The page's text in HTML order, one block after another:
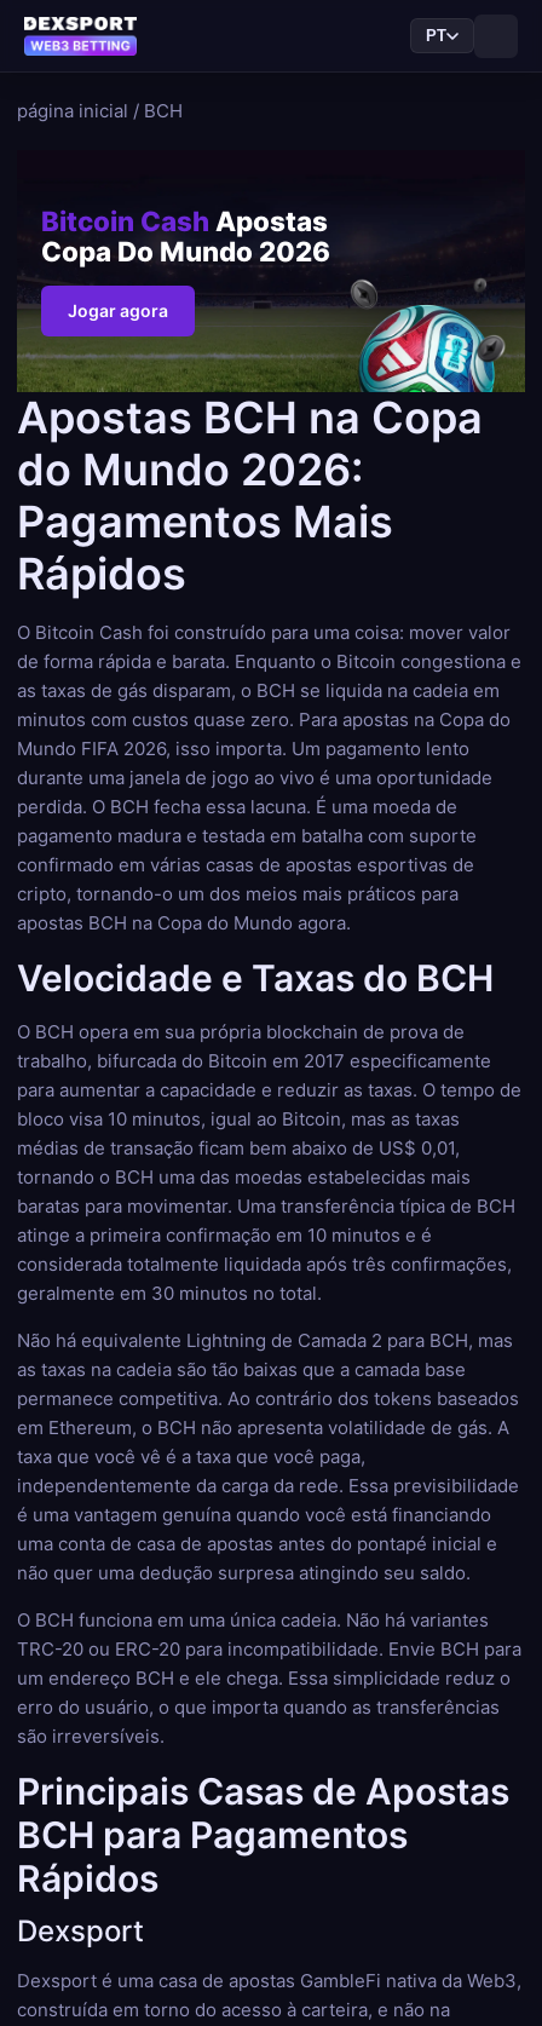
PT
página inicial / BCH
Bitcoin Cash Apostas
Copa Do Mundo 2026
Jogar agora
Apostas BCH na Copa
do Mundo 2026:
Pagamentos Mais
Rápidos
O Bitcoin Cash foi construído para uma coisa: mover valor
de forma rápida e barata. Enquanto o Bitcoin congestiona e
as taxas de gás disparam, o BCH se liquida na cadeia em
minutos com custos quase zero. Para apostas na Copa do
Mundo FIFA 2026, isso importa. Um pagamento lento
durante uma janela de jogo ao vivo é uma oportunidade
perdida. O BCH fecha essa lacuna. É uma moeda de
pagamento madura e testada em batalha com suporte
confirmado em várias casas de apostas esportivas de
cripto, tornando-o um dos meios mais práticos para
apostas BCH na Copa do Mundo agora.
Velocidade e Taxas do BCH
O BCH opera em sua própria blockchain de prova de
trabalho, bifurcada do Bitcoin em 2017 especificamente
para aumentar a capacidade e reduzir as taxas. O tempo de
bloco visa 10 minutos, igual ao Bitcoin, mas as taxas
médias de transação ficam bem abaixo de US$ 0,01,
tornando o BCH uma das moedas estabelecidas mais
baratas para movimentar. Uma transferência típica de BCH
atinge a primeira confirmação em 10 minutos e é
considerada totalmente liquidada após três confirmações,
geralmente em 30 minutos no total.
Não há equivalente Lightning de Camada 2 para BCH, mas
as taxas na cadeia são tão baixas que a camada base
permanece competitiva. Ao contrário dos tokens baseados
em Ethereum, o BCH não apresenta volatilidade de gás. A
taxa que você vê é a taxa que você paga,
independentemente da carga da rede. Essa previsibilidade
é uma vantagem genuína quando você está financiando
uma conta de casa de apostas antes do pontapé inicial e
não quer uma dedução surpresa atingindo seu saldo.
O BCH funciona em uma única cadeia. Não há variantes
TRC-20 ou ERC-20 para incompatibilidade. Envie BCH para
um endereço BCH e ele chega. Essa simplicidade reduz o
erro do usuário, o que importa quando as transferências
são irreversíveis.
Principais Casas de Apostas
BCH para Pagamentos
Rápidos
Dexsport
Dexsport é uma casa de apostas GambleFi nativa da Web3,
construída em torno do acesso à carteira, e não na